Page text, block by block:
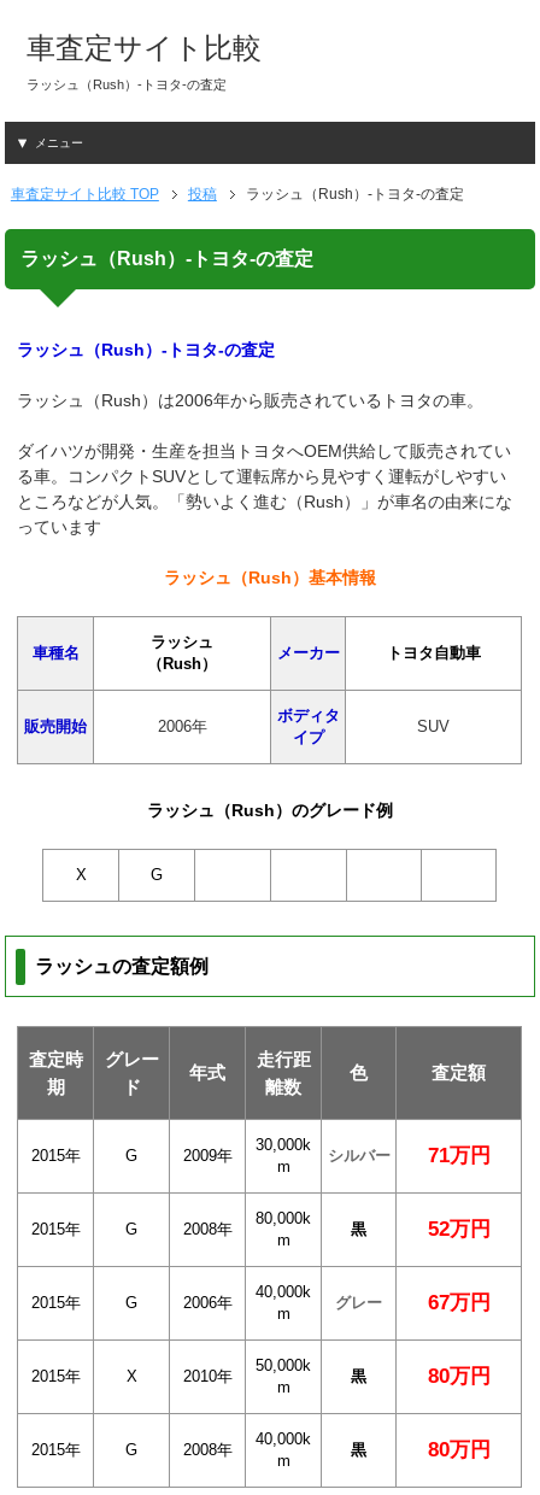
車査定サイト比較
ラッシュ（Rush）-トヨタ-の査定
メニュー
車査定サイト比較 TOP 投稿 ラッシュ（Rush）-トヨタ-の査定
ラッシュ（Rush）-トヨタ-の査定
ラッシュ（Rush）-トヨタ-の査定
ラッシュ（Rush）は2006年から販売されているトヨタの車。
ダイハツが開発・生産を担当トヨタへOEM供給して販売されてい
る車。コンパクトSUVとして運転席から見やすく運転がしやすい
ところなどが人気。「勢いよく進む（Rush）」が車名の由来にな
っています
ラッシュ（Rush）基本情報
車種名
ラッシュ
（Rush）
メーカー トヨタ自動車
販売開始 2006年
ボディタ
イプ
SUV
ラッシュ（Rush）のグレード例
X G
ラッシュの査定額例
査定時
期
グレー
ド
年式
走行距
離数
色 査定額
2015年 G 2009年
30,000k
m
シルバー 71万円
2015年 G 2008年
80,000k
m
黒 52万円
2015年 G 2006年
40,000k
m
グレー 67万円
2015年 X 2010年
50,000k
m
黒 80万円
2015年 G 2008年
40,000k
m
黒 80万円